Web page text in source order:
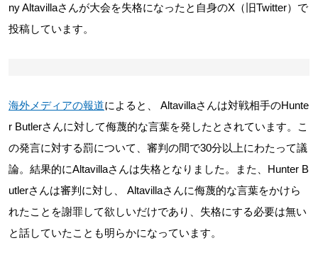
ny Altavillaさんが大会を失格になったと自身のX（旧Twitter）で
投稿しています。
海外メディアの報道によると、 Altavillaさんは対戦相手のHunte
r Butlerさんに対して侮蔑的な言葉を発したとされています。こ
の発言に対する罰について、審判の間で30分以上にわたって議
論。結果的にAltavillaさんは失格となりました。また、Hunter B
utlerさんは審判に対し、 Altavillaさんに侮蔑的な言葉をかけら
れたことを謝罪して欲しいだけであり、失格にする必要は無い
と話していたことも明らかになっています。